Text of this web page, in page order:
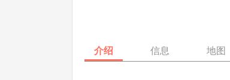
介绍 信息 地图